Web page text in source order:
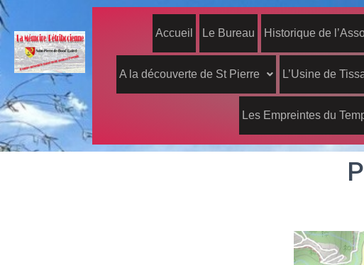
Accueil Le Bureau Historique de
A la découverte de St Pierre L’Usine de
Les Empreintes du